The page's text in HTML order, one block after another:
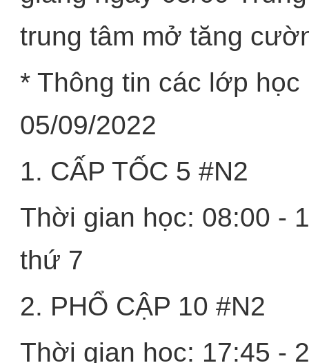
trung tâm mở tăng
* Thông tin các lớp
05/09/2022
1. CẤP TỐC 5 #N2
Thời gian học: 08:00 -
thứ 7
2. PHỔ CẬP 10 #N2
Thời gian học: 17:45 -